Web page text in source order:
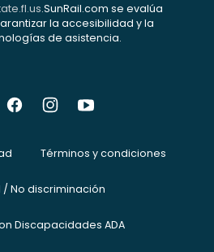
.SunRail.com se evalúa
la accesibilidad y la
de asistencia.
Términos y condiciones
/ No discriminación
Discapacidades ADA